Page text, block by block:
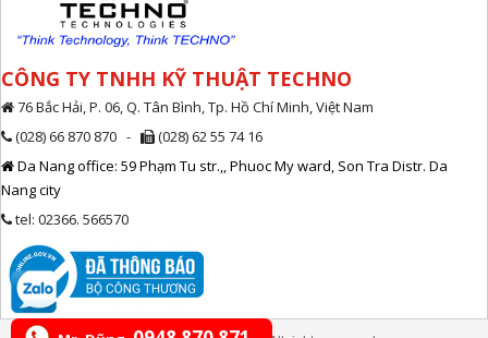
CÔNG TY TNHH KỸ THUẬT TECHNO
76 Bắc Hải, P. 06, Q. Tân Bình, Tp. Hồ Chí Minh, Việt Nam
(028) 66 870 870 -
(028) 62 55 74 16
Da Nang office: 59 Phạm Tu str.,, Phuoc My ward, Son Tra Distr. Da
Nang city
tel: 02366. 566570